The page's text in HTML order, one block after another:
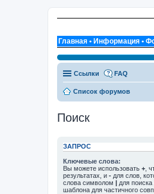
Главная • Информация •
Ссылки FAQ
Список форумов
Поиск
ЗАПРОС
Ключевые слова:
Вы можете использовать + ,
результатах, и - для слов,
слова символом | для
шаблона для частичного